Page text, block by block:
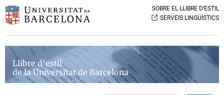
SOBRE EL LLIBRE D’ESTIL
SERVEIS LINGÜÍSTICS
Llibre d’estil
de la Universitat de Barcelona